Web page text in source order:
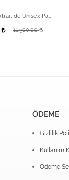
11.900,00
ÖDEME
Gizlilik
Kullanım
Ödeme